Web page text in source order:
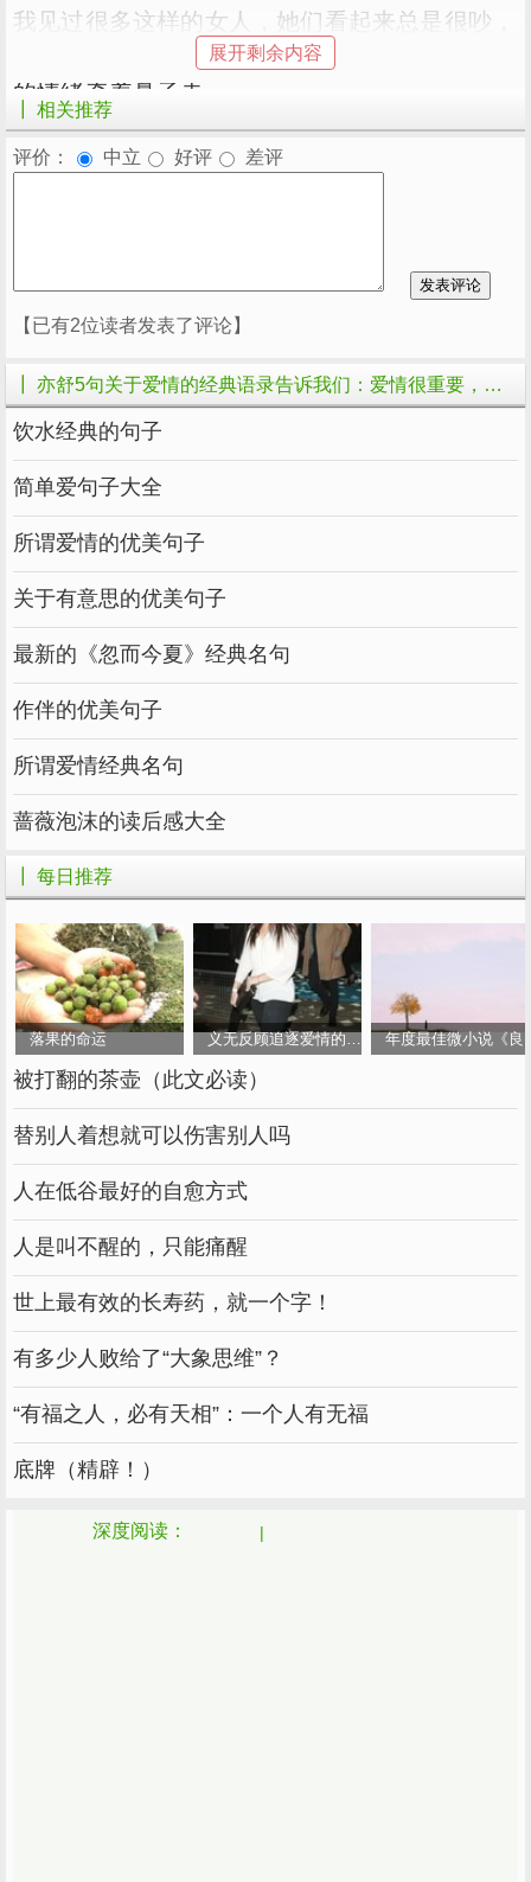
我见过很多这样的女人，她们看起来总是很吵，
但事实上，遇到问题的心很弱，特别容易被别人
的情绪牵着鼻子走。
最后呢？每个人一眼就能看出这个女人的软弱，
只有她自己认为，她已经足够坚强了。
的。不管别人怎么说，怎么做，她都坚持自己。
当她受伤时，她想哭就哭。当她快乐的时候，她
应该笑。她过着潇洒的生活，过着非常幸福的生
活。
请记住，知道如何释放自己的情绪，能够管理自
己的情绪，这是成长的表现，也是你幸福的开
始。
我也想清楚，婚姻就是这样一回事，然后爱情轰动，三五
年后，也消失了，下班后我们打开电视一起看长剧，生活
就是这样。
我发现大多数成功的女性不愿意世俗地生活，张
爱玲，三毛，亦舒。
过着平凡的生活，却因为受不了平凡而选择分
离。
之后，她努力写作，活出自己。我认为每个人都
有不同的看法和选择，因为你说她过得好不好。
作为普通人，我们大概率的归宿就是亦舒描述的
这种平凡。我觉得没必要挣扎。毕竟每个人都有
自己的生活。
但我们要学会的是在不能改变的时候接受，让自
己在现有的基础上过上更好更幸福的生活。
如果你能做到这一点，你可能是人生的赢家，因
为幸福没有统一的模式，你感到幸福就足够了。
又试，却没人买，试残了旧，五折卖还是有困难的。
我经常用亦舒的话来提醒身边的女人，尤其是想
展开剩余内容
┃ 相关推荐
评价： 中立 好评 差评
【已有2位读者发表了评论】
┃ 亦舒5句关于爱情的经典语录告诉我们：爱情很重要，但面包更重要的相关文章
饮水经典的句子
简单爱句子大全
所谓爱情的优美句子
关于有意思的优美句子
最新的《忽而今夏》经典名句
作伴的优美句子
所谓爱情经典名句
蔷薇泡沫的读后感大全
┃ 每日推荐
落果的命运 义无反顾追逐爱情的女人 年度最佳微小说《良
被打翻的茶壶（此文必读）
替别人着想就可以伤害别人吗
人在低谷最好的自愈方式
人是叫不醒的，只能痛醒
世上最有效的长寿药，就一个字！
有多少人败给了“大象思维”？
“有福之人，必有天相”：一个人有无福
底牌（精辟！）
深度阅读：